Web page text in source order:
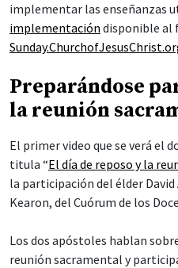
implementar las enseñanzas
implementación disponible al
Preparándose
la reunión
El primer video que se verá el
titula “El día de reposo y la
la participación del élder
Kearon, del Cuórum de los
Los dos apóstoles hablan
reunión sacramental y